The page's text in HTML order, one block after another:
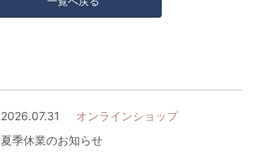
2026.07.31
オンラインショップ
夏季休業のお知らせ